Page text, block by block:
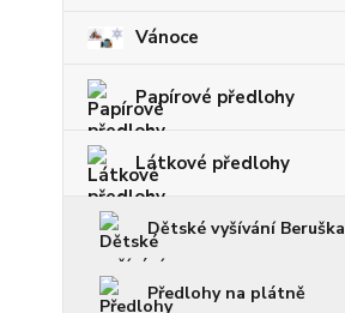
Vánoce
Papírové předlohy
Látkové předlohy
Dětské vyšívání Beruška
Předlohy na plátně